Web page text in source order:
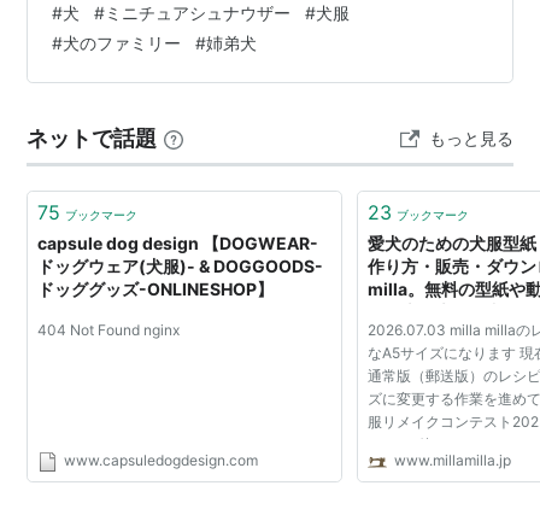
どそれじゃ申し訳ないからと言ってもらって、2歳からは
ご購入いただいているありがたや～ありがたや～🙏✨ 普
段は販売した洋服の事は載せないけど、これは載せちゃ
な感じでというリクエストをもらって作った 3歳のお洋
服はチェックのミニ裏毛にデニ…
#犬 #ミニチュアシュナウザー #犬服
#犬のファミリー #姉弟犬
ネットで話題 もっと見る
75 ブックマーク
capsule dog design 【DOGWEAR-
ドッグウェア(犬服)- & DOGGOODS-
ドッググッズ-ONLINESHOP】
404 Not Found nginx
www.capsuledogdesign.com
23 ブックマーク
愛犬のための犬服型
作り方・販売・ダウ
milla。無料の型紙や
す。
2026.07.03 milla millaの
なA5サイズになります
通常版（郵送版）のレシ
ズに変更する作業を進め
服リメイクコンテスト
らせ! お待ちかね！リメ
果発表の日がやってきま
www.millamilla.jp